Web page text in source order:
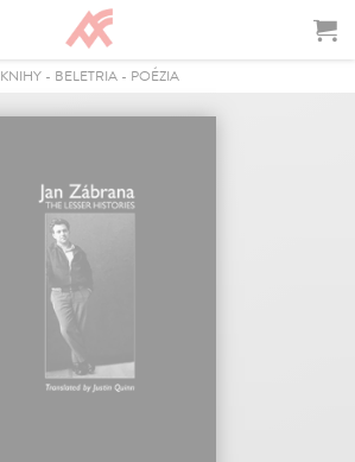
KNIHY- BELETRIA- POÉZIA